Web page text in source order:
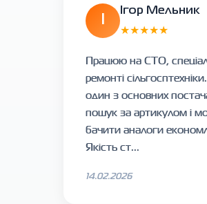
Ігор Мельник
★★★★★
Працюю на СТО,
ремонті
один з основних
пошук за артикулом і
бачити аналоги
Якість ст...
14.02.2026